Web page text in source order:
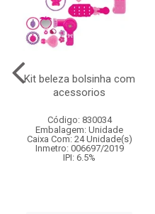
Kit beleza bolsinha com
acessorios
Código: 830034
Embalagem: Unidade
Caixa Com: 24 Unidade(s)
Inmetro: 006697/2019
IPI: 6.5%